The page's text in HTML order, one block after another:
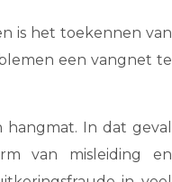
is het toekennen van
een vangnet te
In dat geval
van misleiding en